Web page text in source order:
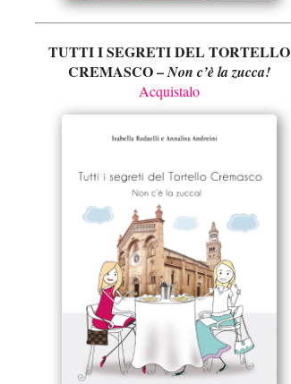
TUTTI I SEGRETI DEL TORTELLO
CREMASCO –Non c’è la zucca!
Acquistalo